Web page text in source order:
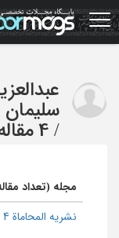
Skip
to
main
سلیمان
/ 4 مقاله
مجله (تعداد
نشریه المحاماة 4